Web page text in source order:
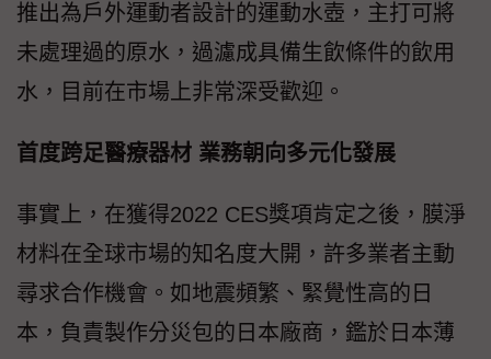
推出為戶外運動者設計的運動水壺，主打可將
未處理過的原水，過濾成具備生飲條件的飲用
水，目前在市場上非常深受歡迎。
首度跨足醫療器材 業務朝向多元化發展
事實上，在獲得2022 CES獎項肯定之後，膜淨
材料在全球市場的知名度大開，許多業者主動
尋求合作機會。如地震頻繁、緊覺性高的日
本，負責製作分災包的日本廠商，鑑於日本薄